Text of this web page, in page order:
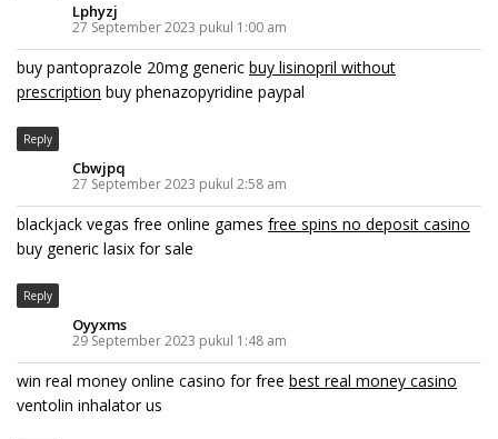
Lphyzj
27 September 2023 pukul 1:00 am
buy pantoprazole 20mg generic buy lisinopril without
prescription buy phenazopyridine paypal
Reply
Cbwjpq
27 September 2023 pukul 2:58 am
blackjack vegas free online games free spins no deposit casino
buy generic lasix for sale
Reply
Oyyxms
29 September 2023 pukul 1:48 am
win real money online casino for free best real money casino
ventolin inhalator us